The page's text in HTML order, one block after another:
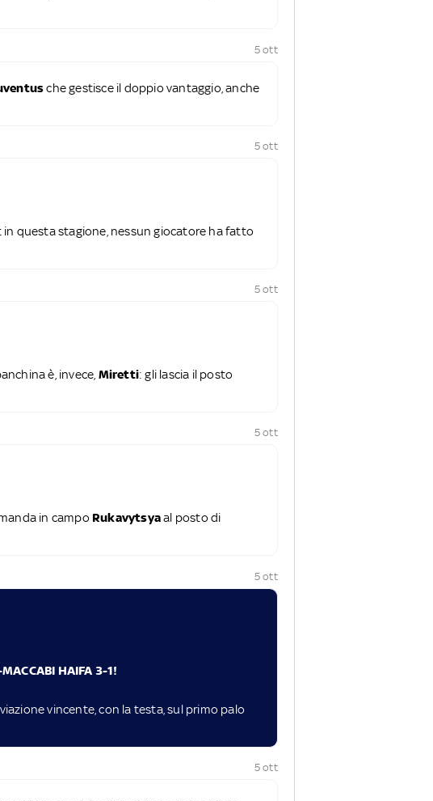
5 ott
che gestisce il doppio vantaggio, anche
5 ott
questa stagione, nessun giocatore ha fatto
5 ott
è, invece, Miretti: gli lascia il posto
5 ott
in campo Rukavytsyaal posto di
5 ott
HAIFA 3-1!
vincente, con la testa, sul primo palo
5 ott